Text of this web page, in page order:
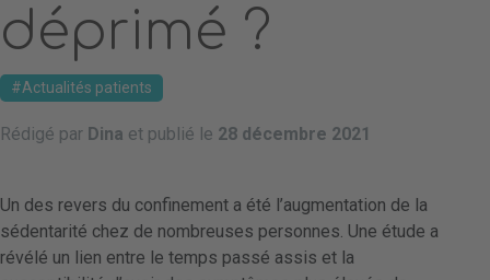
déprimé ?
Actualités patients
Rédigé par Dina et publié le 28 décembre 2021
Un des revers du confinement a été l’augmentation de la
sédentarité chez de nombreuses personnes. Une étude a
révélé un lien entre le temps passé assis et la